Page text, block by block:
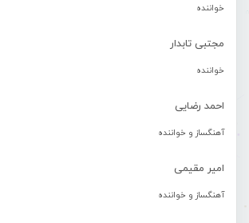
خواننده
مجتبی تابدار
خواننده
احمد رضایی
آهنگساز و خواننده
امیر مقیمی
آهنگساز و خواننده